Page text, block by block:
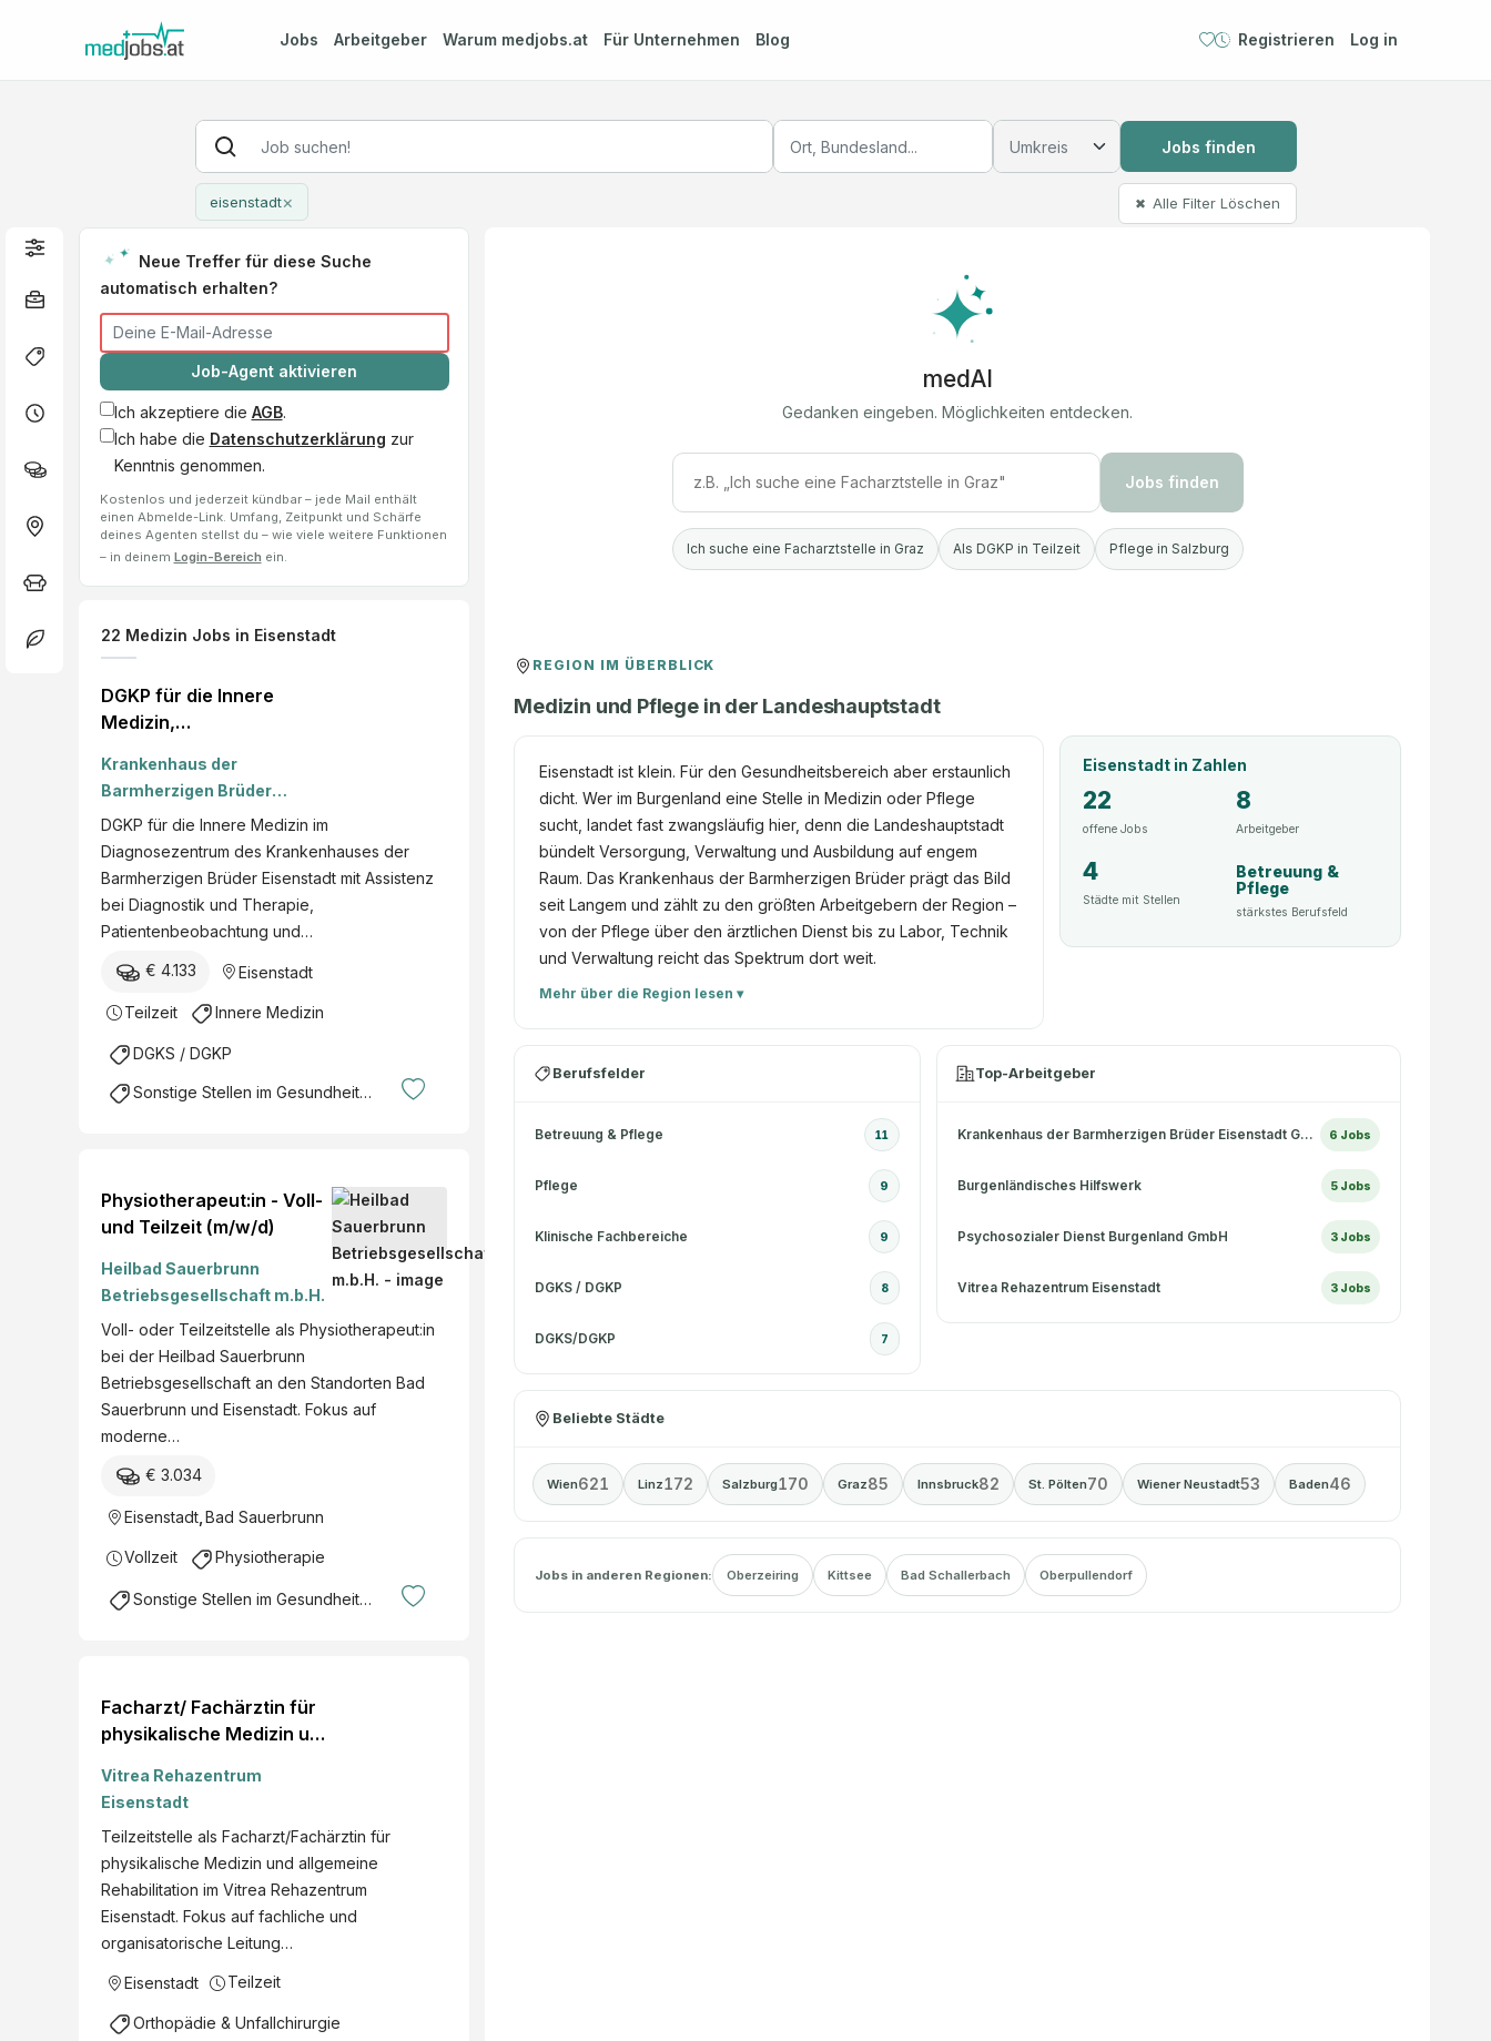
Jobs Arbeitgeber Warum medjobs.at Für Unternehmen Blog Registrieren Log in
Jobs finden
eisenstadt× ✖ Alle Filter Löschen
Neue Treffer für diese Suche
automatisch erhalten?
Job-Agent aktivieren
Ich akzeptiere die AGB.
Ich habe die Datenschutzerklärung zur
Kenntnis genommen.
Kostenlos und jederzeit kündbar – jede Mail enthält
einen Abmelde-Link. Umfang, Zeitpunkt und Schärfe
deines Agenten stellst du – wie viele weitere Funktionen
– in deinem Login-Bereich ein.
22 Medizin Jobs in Eisenstadt
DGKP für die Innere
Medizin,
Krankenhaus der
Barmherzigen Brüder
Eisenstadt GmbH
DGKP für die Innere Medizin im
Diagnosezentrum des Krankenhauses der
Barmherzigen Brüder Eisenstadt mit Assistenz
bei Diagnostik und Therapie,
Patientenbeobachtung und…
€ 4.133 Eisenstadt
Teilzeit Innere Medizin
DGKS / DGKP
Sonstige Stellen im Gesundheitsbereich
Physiotherapeut:in - Voll-
und Teilzeit (m/w/d)
Heilbad Sauerbrunn
Betriebsgesellschaft m.b.H.
Voll- oder Teilzeitstelle als Physiotherapeut:in
bei der Heilbad Sauerbrunn
Betriebsgesellschaft an den Standorten Bad
Sauerbrunn und Eisenstadt. Fokus auf
moderne…
€ 3.034
Eisenstadt,Bad Sauerbrunn
Vollzeit Physiotherapie
Sonstige Stellen im Gesundheitsbereich
Facharzt/ Fachärztin für
physikalische Medizin und
(all gender) – Teilzeit
Vitrea Rehazentrum
Eisenstadt
Teilzeitstelle als Facharzt/Fachärztin für
physikalische Medizin und allgemeine
Rehabilitation im Vitrea Rehazentrum
Eisenstadt. Fokus auf fachliche und
organisatorische Leitung…
Eisenstadt Teilzeit
Orthopädie & Unfallchirurgie
medAI
Gedanken eingeben. Möglichkeiten entdecken.
Jobs finden
Ich suche eine Facharztstelle in Graz Als DGKP in Teilzeit Pflege in Salzburg
REGION IM ÜBERBLICK
Medizin und Pflege in der Landeshauptstadt
Eisenstadt ist klein. Für den Gesundheitsbereich aber erstaunlich
dicht. Wer im Burgenland eine Stelle in Medizin oder Pflege
sucht, landet fast zwangsläufig hier, denn die Landeshauptstadt
bündelt Versorgung, Verwaltung und Ausbildung auf engem
Raum. Das Krankenhaus der Barmherzigen Brüder prägt das Bild
seit Langem und zählt zu den größten Arbeitgebern der Region –
von der Pflege über den ärztlichen Dienst bis zu Labor, Technik
und Verwaltung reicht das Spektrum dort weit.
Mehr über die Region lesen ▾
Eisenstadtin Zahlen
22
offene Jobs
8
Arbeitgeber
4
Städte mit Stellen
Betreuung &
Pflege
stärkstes Berufsfeld
Berufsfelder
Betreuung & Pflege 11
Pflege 9
Klinische Fachbereiche 9
DGKS / DGKP 8
DGKS/DGKP 7
Top-Arbeitgeber
Krankenhaus der Barmherzigen Brüder Eisenstadt GmbH 6 Jobs
Burgenländisches Hilfswerk 5 Jobs
Psychosozialer Dienst Burgenland GmbH 3 Jobs
Vitrea Rehazentrum Eisenstadt 3 Jobs
Beliebte Städte
Wien621 Linz172 Salzburg170 Graz85 Innsbruck82 St. Pölten70 Wiener Neustadt53 Baden46
Jobs in anderen Regionen: Oberzeiring Kittsee Bad Schallerbach Oberpullendorf